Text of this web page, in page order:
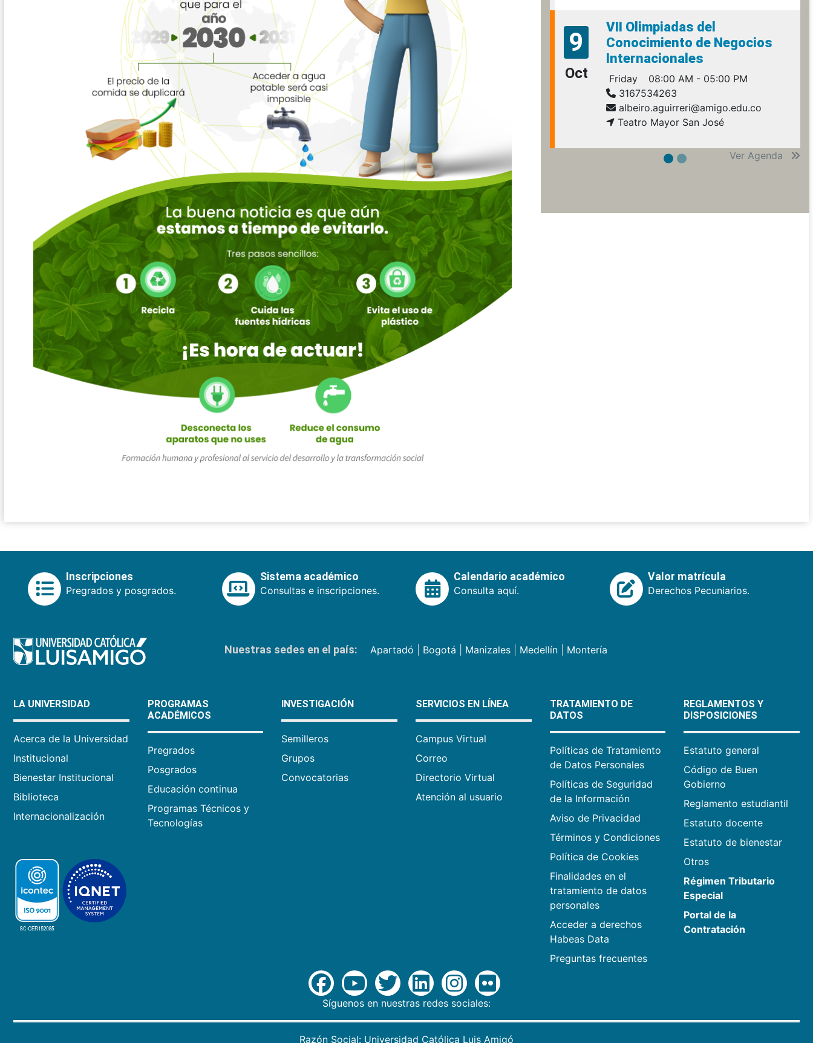
9
Oct
VII Olimpiadas del
Conocimiento de Negocios
Internacionales
Friday
08:00 AM - 05:00 PM
3167534263
albeiro.aguirreri@amigo.edu.co
Teatro Mayor San José
Ver Agenda
Inscripciones
Pregrados y posgrados.
Sistema académico
Consultas e inscripciones.
Calendario académico
Consulta aquí.
Valor matrícula
Derechos Pecuniarios.
Nuestras sedes en el país: Apartadó Bogotá Manizales| Medellín| Montería
LA UNIVERSIDAD
Acerca de la Universidad
Institucional
Bienestar Institucional
Biblioteca
Internacionalización
PROGRAMAS
ACADÉMICOS
Pregrados
Posgrados
Educación continua
Programas Técnicos y
Tecnologías
INVESTIGACIÓN
Semilleros
Grupos
Convocatorias
SERVICIOS EN LÍNEA
Campus Virtual
Correo
Directorio Virtual
Atención al usuario
TRATAMIENTO DE
DATOS
Políticas de Tratamiento
de Datos Personales
Políticas de Seguridad
de la Información
Aviso de Privacidad
Términos y Condiciones
Política de Cookies
Finalidades en el
tratamiento de datos
personales
Acceder a derechos
Habeas Data
Preguntas frecuentes
REGLAMENTOS Y
DISPOSICIONES
Estatuto general
Código de Buen
Gobierno
Reglamento estudiantil
Estatuto docente
Estatuto de bienestar
Otros
Régimen Tributario
Especial
Portal de la
Contratación
Síguenos en nuestras redes sociales:
Razón Social: Universidad Católica Luis Amigó